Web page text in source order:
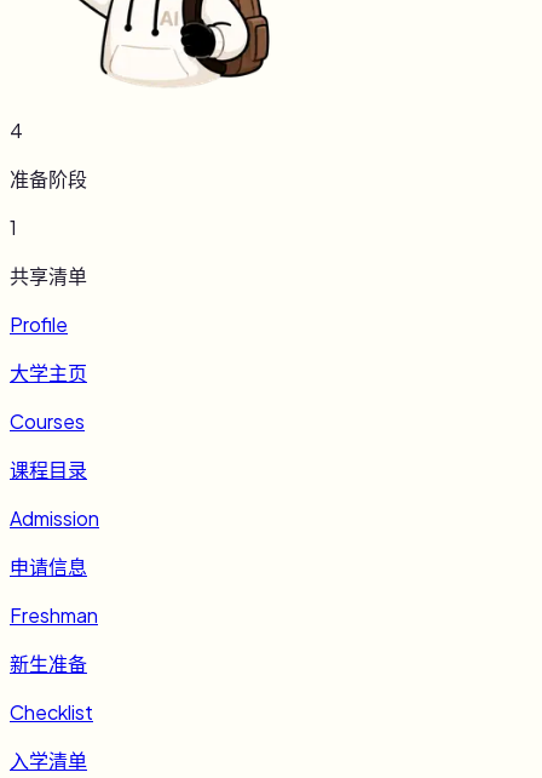
4
准备阶段
1
共享清单
Profile
大学主页
Courses
课程目录
Admission
申请信息
Freshman
新生准备
Checklist
入学清单